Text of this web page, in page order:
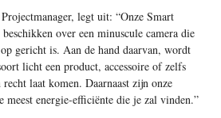
legt uit: “Onze Smart
over een minuscule camera die
gericht is. Aan de hand daarvan, wordt
licht een product, accessoire of zelfs
laat komen. Daarnaast zijn onze
meest energie-efficiënte die je zal vinden.”